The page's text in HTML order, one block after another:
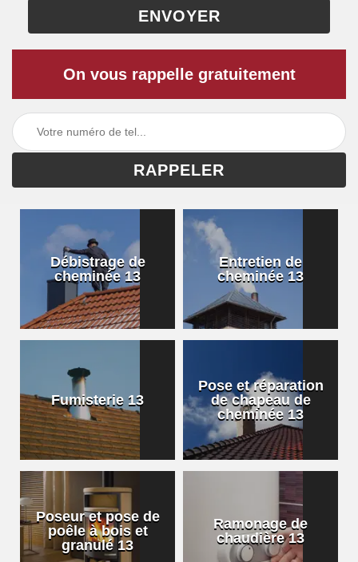
On vous rappelle gratuitement
Débistrage de
cheminée 13
Entretien de
cheminée 13
Fumisterie 13
Pose et réparation
de chapeau de
cheminée 13
Poseur et pose de
poêle à bois et
granulé 13
Ramonage de
chaudière 13